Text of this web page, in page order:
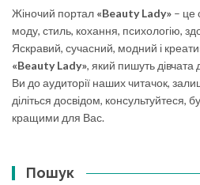
Жіночий портал «Beauty Lady» – це
моду, стиль, кохання, психологію,
Яскравий, сучасний, модний і
«Beauty Lady», який пишуть дівчата
Ви до аудиторії наших читачок,
діліться досвідом, консультуйтеся,
кращими для Вас.
Пошук